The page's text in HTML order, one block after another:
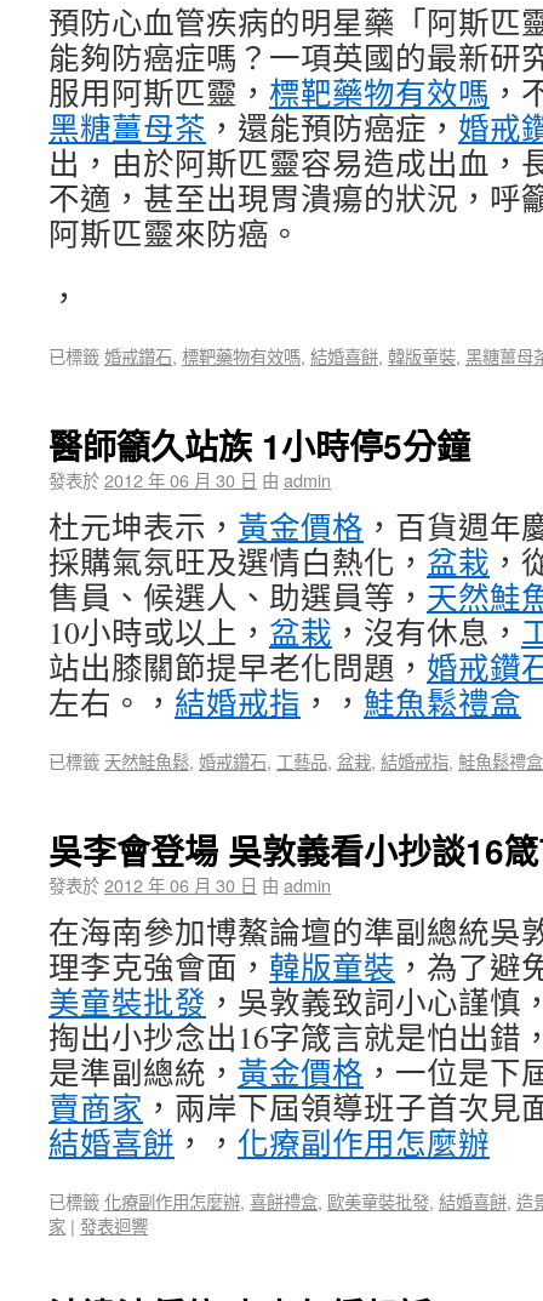
預防心血管疾病的明星藥「阿斯匹
能夠防癌症嗎？一項英國的最新研
服用阿斯匹靈， 標靶藥物有效嗎 ，
黑糖薑母茶 ，還能預防癌症， 婚戒
出，由於阿斯匹靈容易造成出血，
不適，甚至出現胃潰瘍的狀況，呼
阿斯匹靈來防癌。
，
已標籤婚戒鑽石, 標靶藥物有效嗎, 結婚喜餅, 韓版童裝, 黑糖薑母
醫師籲久站族 1小時停5分鐘
發表於2012 年 06 月 30 日 由 admin
杜元坤表示， 黃金價格 ，百貨週年
採購氣氛旺及選情白熱化， 盆栽 ，
售員、候選人、助選員等， 天然鮭
10小時或以上， 盆栽 ，沒有休息，
站出膝關節提早老化問題， 婚戒鑽
左右。， 結婚戒指 ，， 鮭魚鬆禮盒
已標籤 天然鮭魚鬆, 婚戒鑽石, 工藝品, 盆栽, 結婚戒指, 鮭魚鬆禮盒
吳李會登場 吳敦義看小抄談16
發表於2012 年 06 月 30 日 由 admin
在海南參加博鰲論壇的準副總統吳
理李克強會面， 韓版童裝 ，為了避
美童裝批發 ，吳敦義致詞小心謹慎
掏出小抄念出16字箴言就是怕出錯
是準副總統， 黃金價格 ，一位是下
賣商家 ，兩岸下屆領導班子首次見
結婚喜餅 ，， 化療副作用怎麼辦
已標籤化療副作用怎麼辦, 喜餅禮盒, 歐美童裝批發, 結婚喜餅, 造
家 | 發表迴響